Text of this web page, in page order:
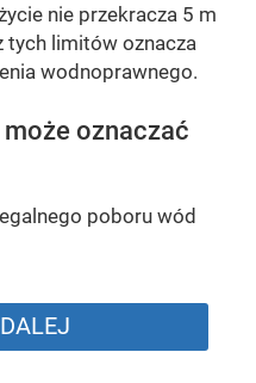
nie przekracza 5 m
tych limitów oznacza
wodnoprawnego.
oznaczać
poboru wód